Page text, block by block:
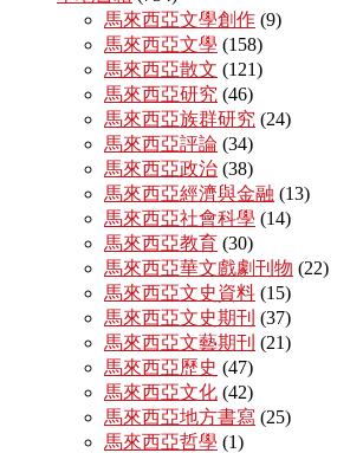
馬來西亞文學創作 (9)
馬來西亞文學 (158)
馬來西亞散文 (121)
馬來西亞研究 (46)
馬來西亞族群研究 (24)
馬來西亞評論 (34)
馬來西亞政治 (38)
馬來西亞經濟與金融 (13)
馬來西亞社會科學 (14)
馬來西亞教育 (30)
馬來西亞華文戲劇刊物 (22)
馬來西亞文史資料 (15)
馬來西亞文史期刊 (37)
馬來西亞文藝期刊 (21)
馬來西亞歷史 (47)
馬來西亞文化 (42)
馬來西亞地方書寫 (25)
馬來西亞哲學 (1)